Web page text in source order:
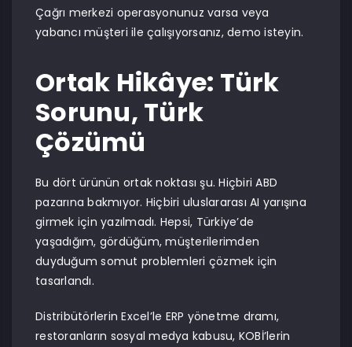
Çağrı merkezi operasyonunuz varsa veya
yabancı müşteri ile çalışıyorsanız, demo isteyin.
Ortak Hikâye: Türk
Sorunu, Türk
Çözümü
Bu dört ürünün ortak noktası şu. Hiçbiri ABD
pazarına bakmıyor. Hiçbiri uluslararası AI yarışına
girmek için yazılmadı. Hepsi, Türkiye’de
yaşadığım, gördüğüm, müşterilerimden
duyduğum somut problemleri çözmek için
tasarlandı.
Distribütörlerin Excel’le ERP yönetme dramı,
restoranların sosyal medya kabusu, KOBİ’lerin